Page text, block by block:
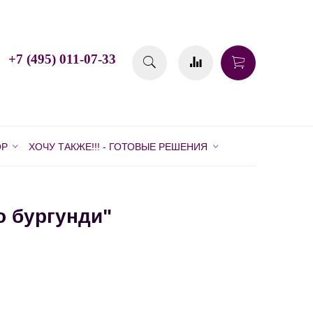
+7 (495) 011-07-33
ХОЧУ ТАКЖЕ!!! - ГОТОВЫЕ РЕШЕНИЯ
бургунди"